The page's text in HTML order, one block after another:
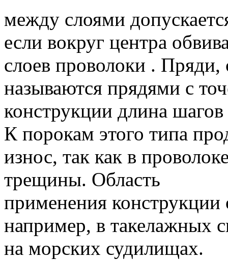
между слоями
если вокруг центра
слоев проволоки . Пряди,
называются прядями с
конструкции длина шагов
К порокам этого типа
износ, так как в
трещины. Область
применения конструкции
например, в такелажных
на морских судилищах.